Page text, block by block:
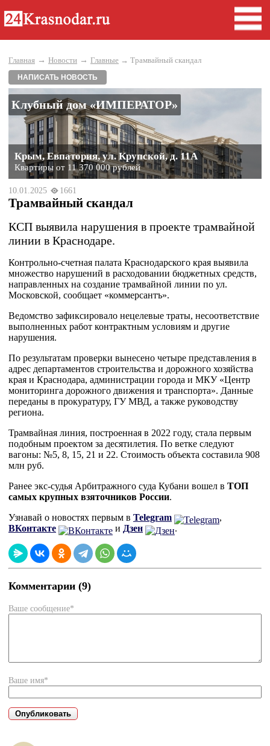
Главная → Новости → Главные → Трамвайный скандал
НАПИСАТЬ НОВОСТЬ
Клубный дом «ИМПЕРАТОР»
Крым, Евпатория, ул. Крупской, д. 11А
Квартиры от 11 370 000 рублей
10.01.2025 1661
Трамвайный скандал
КСП выявила нарушения в проекте трамвайной
линии в Краснодаре.
Контрольно-счетная палата Краснодарского края выявила
множество нарушений в расходовании бюджетных средств,
направленных на создание трамвайной линии по ул.
Московской, сообщает «коммерсантъ».
Ведомство зафиксировало нецелевые траты, несоответствие
выполненных работ контрактным условиям и другие
нарушения.
По результатам проверки вынесено четыре представления в
адрес департаментов строительства и дорожного хозяйства
края и Краснодара, администрации города и МКУ «Центр
мониторинга дорожного движения и транспорта». Данные
переданы в прокуратуру, ГУ МВД, а также руководству
региона.
Трамвайная линия, построенная в 2022 году, стала первым
подобным проектом за десятилетия. По ветке следуют
вагоны: №5, 8, 15, 21 и 22. Стоимость объекта составила 908
млн руб.
Ранее экс-судья Арбитражного суда Кубани вошел в ТОП
самых крупных взяточников России.
Узнавай о новостях первым в Telegram
,
ВКонтакте
и Дзен .
Комментарии (9)
Ваше сообщение*
Ваше имя*